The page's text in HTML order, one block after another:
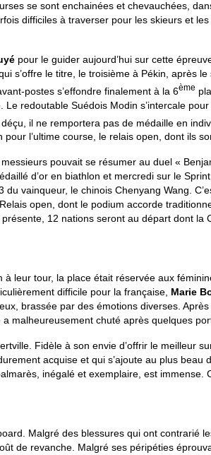
se sont enchainées et chevauchées,
difficiles à traverser pour les skieurs et
pour le guider aujourd’hui sur cette
s’offre le titre, le troisième à Pékin,
postes s’effondre finalement à la 6ème
redoutable Suédois Modin s’intercale
il ne remportera pas de médaille en
l’ultime course, le relais open, dont ils
pouvait se résumer au duel «
d’or en biathlon et mercredi sur le
vainqueur, le chinois Chenyang Wang.
open, dont le podium accorde
12 nations seront au départ dont la
leur tour, la place était réservée aux
difficile pour la française, Marie
brassée par des émotions diverses.
chuté après quelques
Fidèle à son envie d’offrir le
acquise et qui s’ajoute au plus
inégalé et exemplaire, est immense.
Malgré des blessures qui ont contrarié
de revanche. Malgré ses péripéties